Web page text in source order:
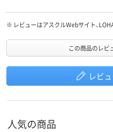
※ レビューはアスクルWebサイト、
この商品のレビ
レビ
人気の商品